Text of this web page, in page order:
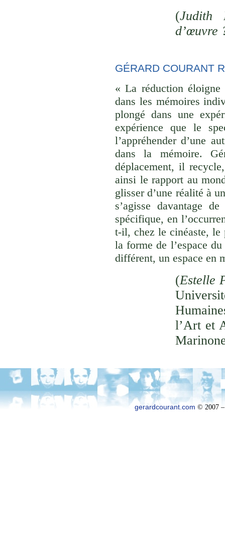
(Judith
d’œuvre
GÉRARD COURANT
« La réduction
dans les mémoires
plongé dans une
expérience que le
l’appréhender d’une
dans la mémoire.
déplacement, il
ainsi le rapport au
glisser d’une réalité à
s’agisse davantage
spécifique, en
t-il, chez le cinéaste, le
la forme de l’espace
différent, un espace en
(Estelle
l’Art et
gerardcourant.com © 2007